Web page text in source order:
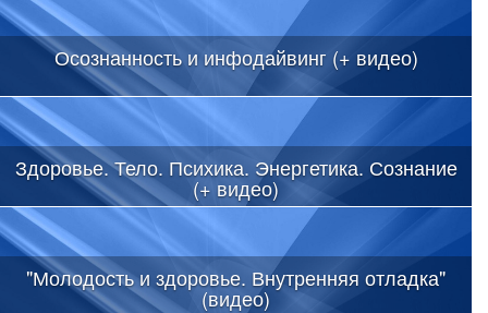
Осознанность и инфодайвинг (+ видео)
Здоровье. Тело. Психика. Энергетика. Сознание
(+ видео)
"Молодость и здоровье. Внутренняя отладка"
(видео)